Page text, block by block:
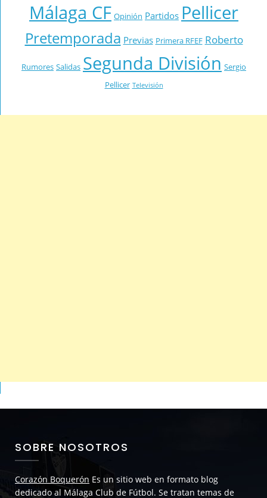
Málaga CF Opinión Partidos Pellicer
Pretemporada Previas Primera RFEF Roberto
Rumores Salidas Segunda División Sergio
Pellicer Televisión
SOBRE NOSOTROS
Corazón Boquerón Es un sitio web en formato blog
dedicado al Málaga Club de Fútbol. Se tratan temas de